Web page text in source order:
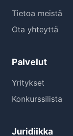
Tietoa meistä
Ota yhteyttä
Palvelut
Yritykset
Konkurssilista
Juridiikka